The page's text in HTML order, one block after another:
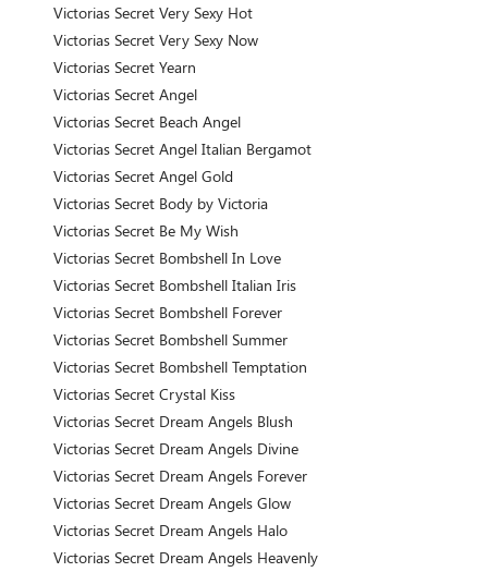
Victorias Secret Very Sexy Hot
Victorias Secret Very Sexy Now
Victorias Secret Yearn
Victorias Secret Angel
Victorias Secret Beach Angel
Victorias Secret Angel Italian Bergamot
Victorias Secret Angel Gold
Victorias Secret Body by Victoria
Victorias Secret Be My Wish
Victorias Secret Bombshell In Love
Victorias Secret Bombshell Italian Iris
Victorias Secret Bombshell Forever
Victorias Secret Bombshell Summer
Victorias Secret Bombshell Temptation
Victorias Secret Crystal Kiss
Victorias Secret Dream Angels Blush
Victorias Secret Dream Angels Divine
Victorias Secret Dream Angels Forever
Victorias Secret Dream Angels Glow
Victorias Secret Dream Angels Halo
Victorias Secret Dream Angels Heavenly